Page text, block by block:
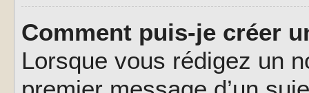
Comment puis-je créer
Lorsque vous rédigez un